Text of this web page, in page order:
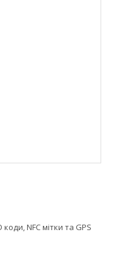
NFC мітки та GPS